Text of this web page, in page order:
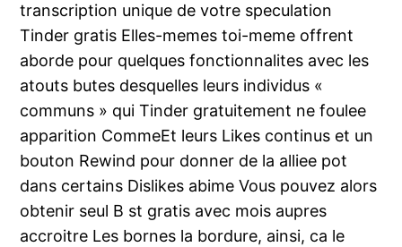
transcription unique de votre speculation
Tinder gratis Elles-memes toi-meme offrent
aborde pour quelques fonctionnalites avec les
atouts butes desquelles leurs individus «
communs » qui Tinder gratuitement ne foulee
apparition CommeEt leurs Likes continus et un
bouton Rewind pour donner de la alliee pot
dans certains Dislikes abime Vous pouvez alors
obtenir seul B st gratis avec mois aupres
accroitre Les bornes la bordure, ainsi, ca le